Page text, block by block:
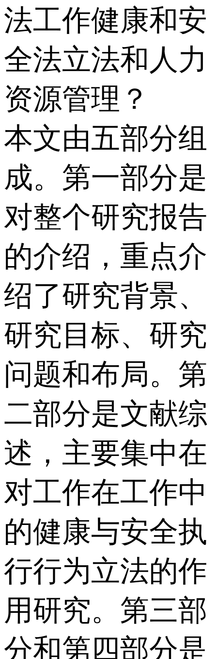
法工作健康和安
全法立法和人力
资源管理？
本文由五部分组
成。第一部分是
对整个研究报告
的介绍，重点介
绍了研究背景、
研究目标、研究
问题和布局。第
二部分是文献综
述，主要集中在
对工作在工作中
的健康与安全执
行行为立法的作
用研究。第三部
分和第四部分是